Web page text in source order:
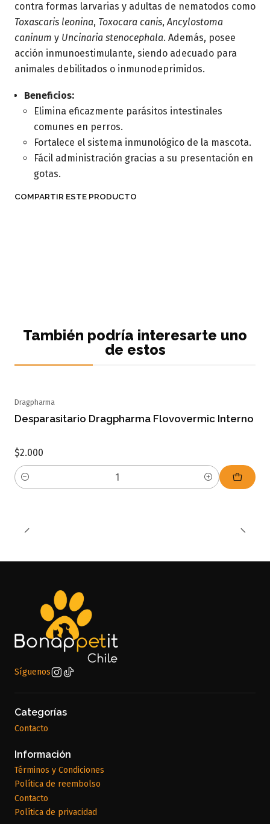
contra formas larvarias y adultas de nematodos como
Toxascaris leonina, Toxocara canis,Ancylostoma
caninum y Uncinaria stenocephala. Además, posee
acción inmunoestimulante, siendo adecuado para
animales debilitados o inmunodeprimidos.
Beneficios:
Elimina eficazmente parásitos intestinales
comunes en perros.
Fortalece el sistema inmunológico de la mascota.
Fácil administración gracias a su presentación en
gotas.
COMPARTIR ESTE PRODUCTO
También podría interesarte uno
de estos
Dragpharma
Desparasitario Dragpharma Flovovermic Interno
$2.000
Cantidad
Síguenos
Categorías
Contacto
Información
Términos y Condiciones
Política de reembolso
Contacto
Política de privacidad